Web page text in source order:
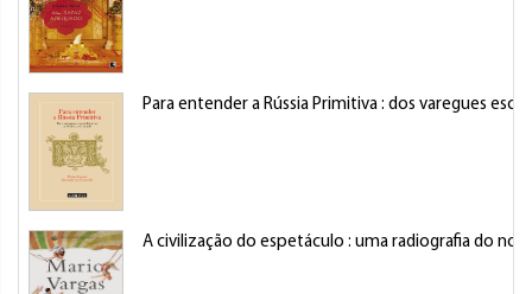
Para entender a Rússia Primitiva : dos varegues
A civilização do espetáculo : uma radiografia do